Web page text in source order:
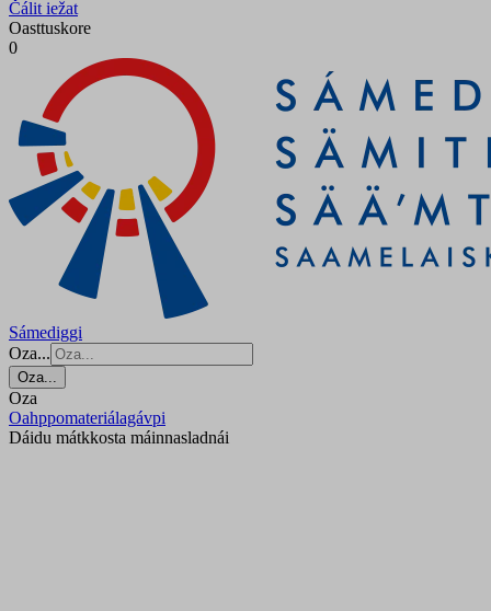
Čálit iežat
Oasttuskore
0
Sámediggi
Oza...
Oza...
Oza
Oahppomateriálagávpi
Dáidu mátkkosta máinnasladnái